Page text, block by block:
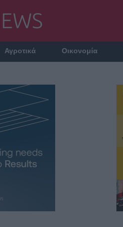
Αγροτικά Οικονομία